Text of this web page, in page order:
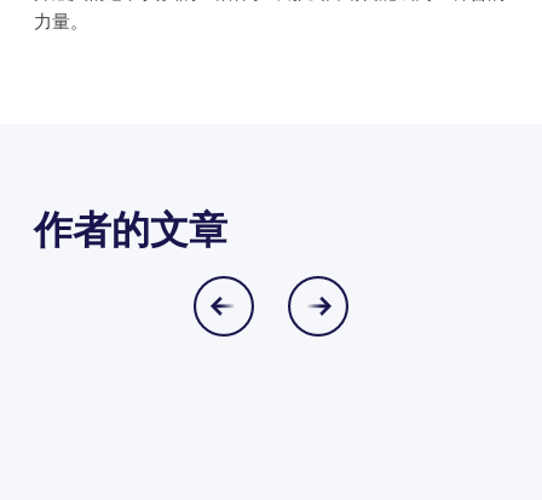
力量。
作者的文章